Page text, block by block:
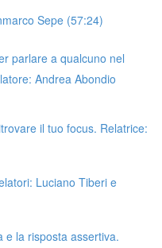
Sepe (57:24)
parlare a qualcuno nel
Andrea Abondio
il tuo focus. Relatrice:
Luciano Tiberi e
e la risposta assertiva.